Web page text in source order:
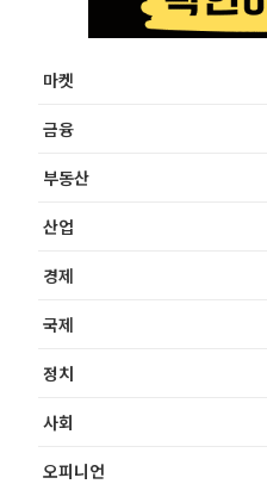
마켓
금융
부동산
산업
경제
국제
정치
사회
오피니언